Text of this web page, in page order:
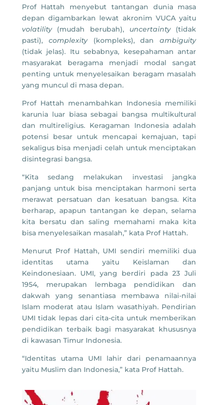
Prof Hattah menyebut tantangan dunia masa
depan digambarkan lewat akronim VUCA yaitu
volatility(mudah berubah), uncertainty(tidak
pasti), complexity(kompleks), danambiguity
(tidak jelas). Itu sebabnya, kesepahaman antar
masyarakat beragama menjadi modal sangat
penting untuk menyelesaikan beragam masalah
yang muncul di masa depan.
Prof Hattah menambahkan Indonesia memiliki
karunia luar biasa sebagai bangsa multikultural
dan multireligius. Keragaman Indonesia adalah
potensi besar untuk mencapai kemajuan, tapi
sekaligus bisa menjadi celah untuk menciptakan
disintegrasi bangsa.
“Kita sedang melakukan investasi jangka
panjang untuk bisa menciptakan harmoni serta
merawat persatuan dan kesatuan bangsa. Kita
berharap, apapun tantangan ke depan, selama
kita bersatu dan saling memahami maka kita
bisa menyelesaikan masalah,” kata Prof Hattah.
Menurut Prof Hattah, UMI sendiri memiliki dua
identitas utama yaitu Keislaman dan
Keindonesiaan. UMI, yang berdiri pada 23 Juli
1954, merupakan lembaga pendidikan dan
dakwah yang senantiasa membawa nilai-nilai
Islam moderat atau Islam wasathiyah. Pendirian
UMI tidak lepas dari cita-cita untuk memberikan
pendidikan terbaik bagi masyarakat khususnya
di kawasan Timur Indonesia.
“Identitas utama UMI lahir dari penamaannya
yaitu Muslim dan Indonesia,” kata Prof Hattah.